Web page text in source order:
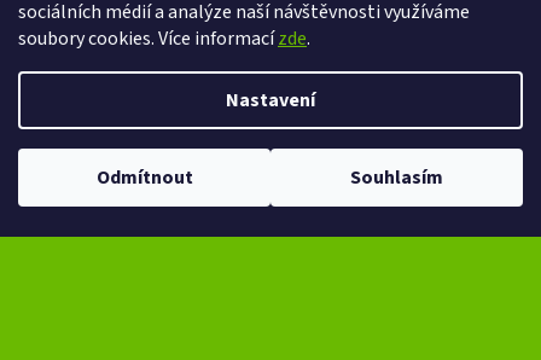
sociálních médií a analýze naší návštěvnosti využíváme
soubory cookies. Více informacízde.
Nastavení
Odmítnout Souhlasím
eXtrem-audio na facebooku eXtrem-audio na Instagramu
Copyright 2026eXtrem-audio.cz. Všechna práva vyhrazena.
Upravit nastavení cookies